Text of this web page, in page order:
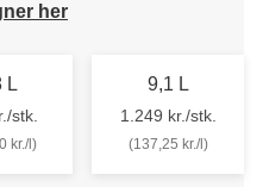
her
L
stk.
kr./l)
9,1 L
1.249 kr./stk.
(137,25 kr./l)